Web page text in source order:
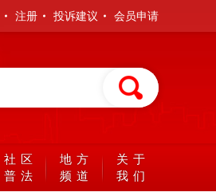
注册 投诉建议 会员申请
社区
普法
地方
频道
关于
我们